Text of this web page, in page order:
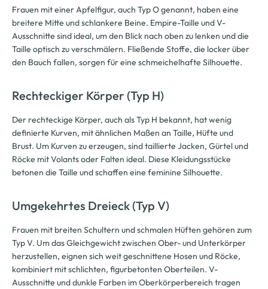
Frauen mit einer Apfelfigur, auch Typ O genannt, haben eine
breitere Mitte und schlankere Beine. Empire-Taille und V-
Ausschnitte sind ideal, um den Blick nach oben zu lenken und die
Taille optisch zu verschmälern. Fließende Stoffe, die locker über
den Bauch fallen, sorgen für eine schmeichelhafte Silhouette.
Rechteckiger Körper (Typ H)
Der rechteckige Körper, auch als Typ H bekannt, hat wenig
definierte Kurven, mit ähnlichen Maßen an Taille, Hüfte und
Brust. Um Kurven zu erzeugen, sind taillierte Jacken, Gürtel und
Röcke mit Volants oder Falten ideal. Diese Kleidungsstücke
betonen die Taille und schaffen eine feminine Silhouette.
Umgekehrtes Dreieck (Typ V)
Frauen mit breiten Schultern und schmalen Hüften gehören zum
Typ V. Um das Gleichgewicht zwischen Ober- und Unterkörper
herzustellen, eignen sich weit geschnittene Hosen und Röcke,
kombiniert mit schlichten, figurbetonten Oberteilen. V-
Ausschnitte und dunkle Farben im Oberkörperbereich tragen